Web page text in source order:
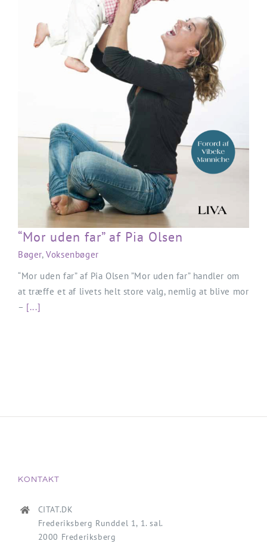
“Mor uden far” af Pia Olsen
“Mor uden far” af Pia Olsen
Bøger,Voksenbøger
“Mor uden far” af Pia Olsen ”Mor uden far” handler om
at træffe et af livets helt store valg, nemlig at blive mor
– [...]
KONTAKT
CITAT.DK
Frederiksberg Runddel 1, 1. sal.
2000 Frederiksberg